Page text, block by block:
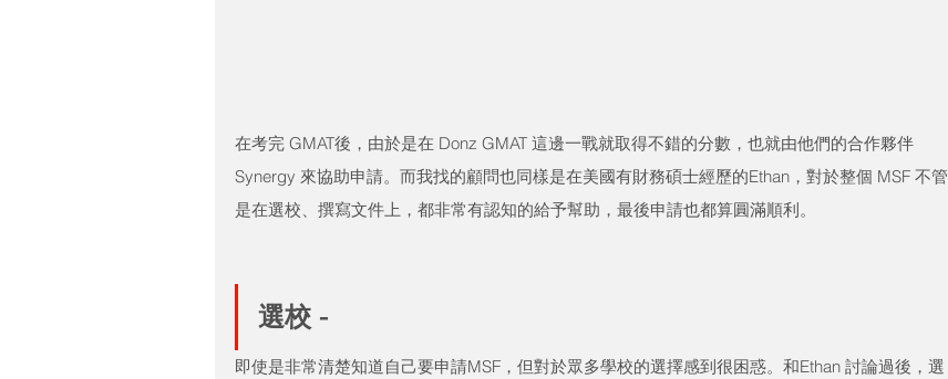
在考完 GMAT後，由於是在 Donz GMAT 這邊一戰就取得不錯的分數，也就由他們的合作夥伴
Synergy 來協助申請。而我找的顧問也同樣是在美國有財務碩士經歷的Ethan，對於整個 MSF 不管
是在選校、撰寫文件上，都非常有認知的給予幫助，最後申請也都算圓滿順利。
選校 -
即使是非常清楚知道自己要申請MSF，但對於眾多學校的選擇感到很困惑。和Ethan 討論過後，選